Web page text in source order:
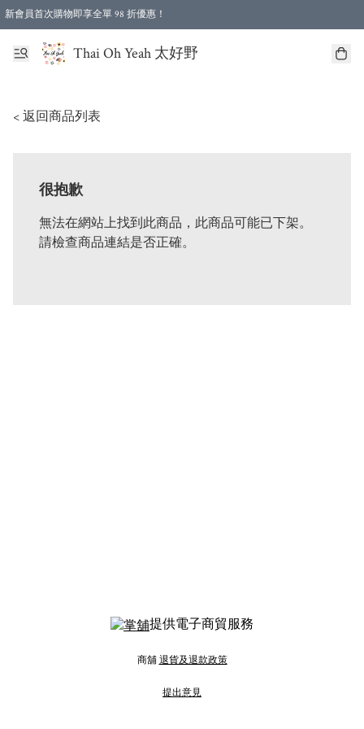
新會員首次購物即享全單 98 折優惠！
特選會員可享全單低至 96 折優惠！
Thai Oh Yeah 太好野
< 返回商品列表
很抱歉
無法在網站上找到此商品，此商品可能已下架。
請檢查商品連結是否正確。
提供電子商貿服務
商舖 退貨及退款政策
提出意見